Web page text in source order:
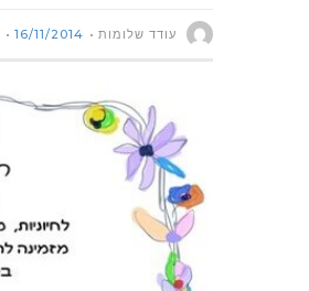
עודד שלומות 16/11/2014